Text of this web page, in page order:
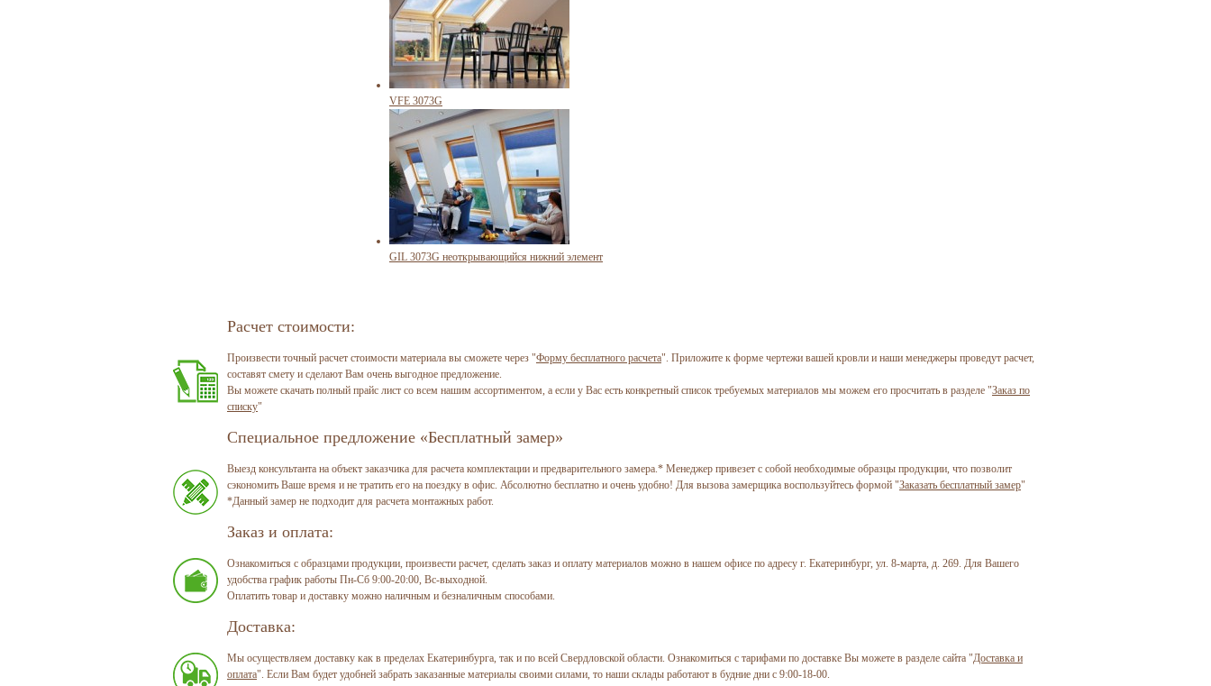
VFE 3073G
GIL 3073G неоткрывающийся нижний элемент
Расчет стоимости:
Произвести точный расчет стоимости материала вы сможете через "Форму бесплатного расчета". Приложите к форме чертежи вашей кровли и наши менеджеры проведут расчет,
составят смету и сделают Вам очень выгодное предложение.
Вы можете скачать полный прайс лист со всем нашим ассортиментом, а если у Вас есть конкретный список требуемых материалов мы можем его просчитать в разделе "Заказ по
списку"
Специальное предложение «Бесплатный замер»
Выезд консультанта на объект заказчика для расчета комплектации и предварительного замера.* Менеджер привезет с собой необходимые образцы продукции, что позволит
сэкономить Ваше время и не тратить его на поездку в офис. Абсолютно бесплатно и очень удобно! Для вызова замерщика воспользуйтесь формой "Заказать бесплатный замер"
*Данный замер не подходит для расчета монтажных работ.
Заказ и оплата:
Ознакомиться с образцами продукции, произвести расчет, сделать заказ и оплату материалов можно в нашем офисе по адресу г. Екатеринбург, ул. 8-марта, д. 269. Для Вашего
удобства график работы Пн-Сб 9:00-20:00, Вс-выходной.
Оплатить товар и доставку можно наличным и безналичным способами.
Доставка:
Мы осуществляем доставку как в пределах Екатеринбурга, так и по всей Свердловской области. Ознакомиться с тарифами по доставке Вы можете в разделе сайта "Доставка и
оплата". Если Вам будет удобней забрать заказанные материалы своими силами, то наши склады работают в будние дни с 9:00-18-00.